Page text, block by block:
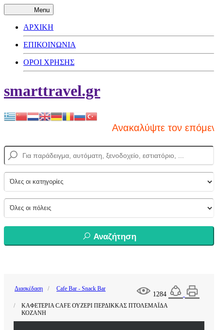
Menu
ΑΡΧΙΚΗ
ΕΠΙΚΟΙΝΩΝΙΑ
ΟΡΟΙ ΧΡΗΣΗΣ
smarttravel.gr
Ανακαλύψτε τον
Αναζήτηση
1284
Διασκέδαση Cafe Bar - Snack Bar
ΚΑΦΕΤΕΡΙΑ CAFE ΟΥΖΕΡΙ ΠΕΡΔΙΚΚΑΣ ΠΤΟΛΕΜΑΪΔΑ
ΚΟΖΑΝΗ